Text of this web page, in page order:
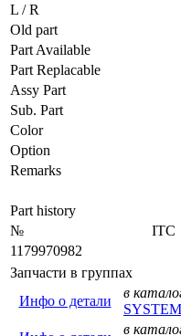
L / R
Old part
Part Available
Part Replacable
Assy Part
Sub. Part
Color
Option
Remarks
Part history
№
ITC
1179970982
Запчасти в группах
Инфо о детали
в
в